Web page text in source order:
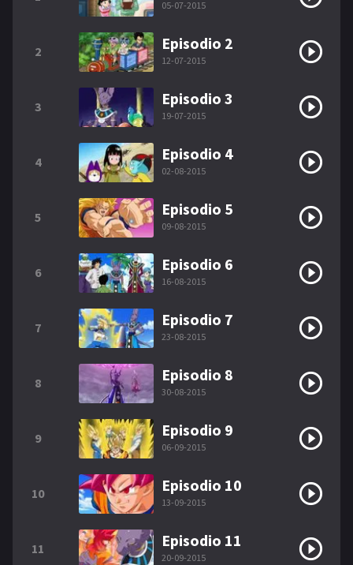
05-07-2015
2 Episodio 2
12-07-2015
3 Episodio 3
19-07-2015
4 Episodio 4
02-08-2015
5 Episodio 5
09-08-2015
6 Episodio 6
16-08-2015
7 Episodio 7
23-08-2015
8 Episodio 8
30-08-2015
9 Episodio 9
06-09-2015
10 Episodio 10
13-09-2015
11 Episodio 11
20-09-2015